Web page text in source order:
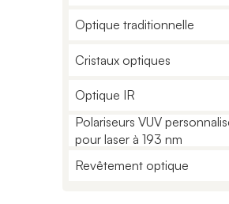
Optique traditionnelle
Cristaux optiques
Optique IR
Polariseurs VUV
pour laser à 193 nm
Revêtement optique